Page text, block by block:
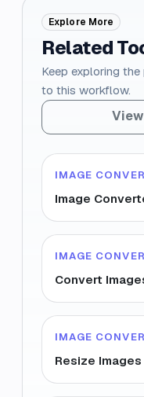
Explore More
Related
Keep exploring
to this workflow.
IMAGE
Image
IMAGE
Convert
IMAGE
Resize Images